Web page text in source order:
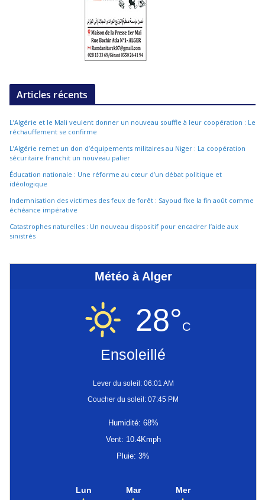
Articles récents
L’Algérie et le Mali veulent donner un nouveau souffle à leur coopération : Le
réchauffement se confirme
L’Algérie remet un don d’équipements militaires au Niger : La coopération
sécuritaire franchit un nouveau palier
Éducation nationale : Une réforme au cœur d’un débat politique et
idéologique
Indemnisation des victimes des feux de forêt : Sayoud fixe la fin août comme
échéance impérative
Catastrophes naturelles : Un nouveau dispositif pour encadrer l’aide aux
sinistrés
Météo à Alger
28°C
Ensoleillé
Lever du soleil: 06:01 AM
Coucher du soleil: 07:45 PM
Humidité: 68%
Vent: 10.4Kmph
Pluie: 3%
Lun Mar Mer